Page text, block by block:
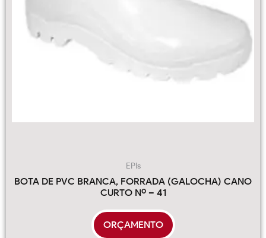
EPIs
BOTA DE PVC BRANCA, FORRADA (GALOCHA) CANO
CURTO Nº – 41
ORÇAMENTO